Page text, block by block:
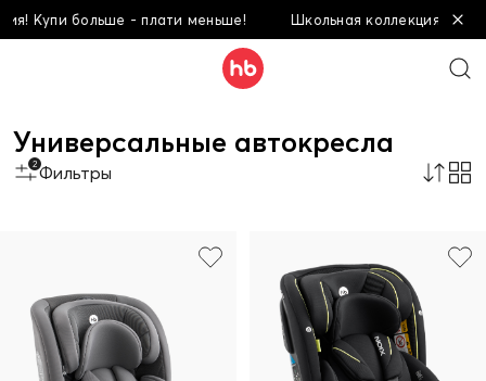
больше - плати меньше! Школьная коллекция! Купи
Универсальные автокресла
2 Фильтры